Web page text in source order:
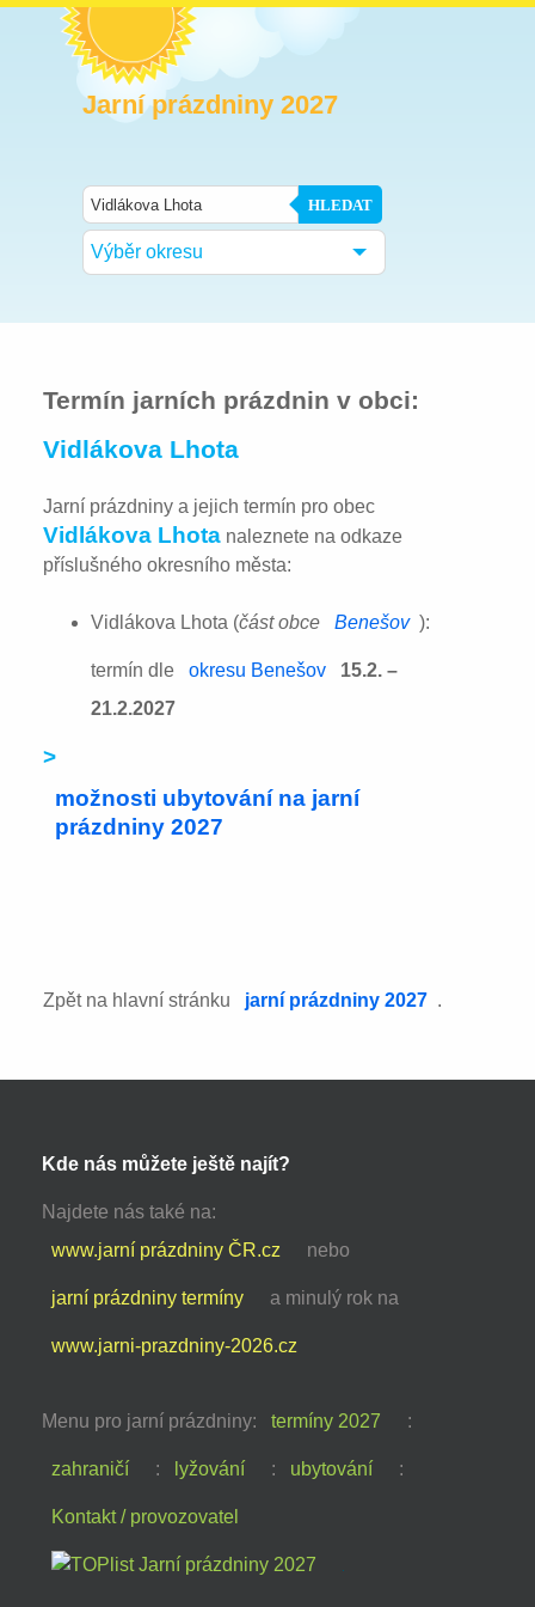
Jarní prázdniny 2027
HLEDAT
Výběr okresu
Termín jarních prázdnin v obci:
Vidlákova Lhota
Jarní prázdniny a jejich termín pro obec
Vidlákova Lhota naleznete na odkaze
příslušného okresního města:
Vidlákova Lhota (část obce Benešov ):
termín dle okresu Benešov
15.2. –
21.2.2027
>
možnosti ubytování na jarní
prázdniny 2027
Zpět na hlavní stránku jarní prázdniny 2027 .
Kde nás můžete ještě najít?
Najdete nás také na:
www.jarní prázdniny ČR.cz
nebo
jarní prázdniny termíny a minulý rok na
www.jarni-prazdniny-2026.cz
Menu pro jarní prázdniny: termíny 2027 :
zahraničí : lyžování : ubytování :
Kontakt / provozovatel